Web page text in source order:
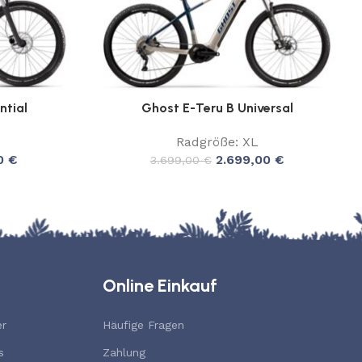
€
Ghost E-Teru B Universal
Radgröße: XL
3.699,00€ 2.699,00 €
Online Einkauf
Häufige Fragen
Zahlung